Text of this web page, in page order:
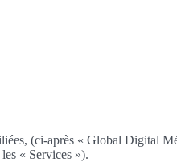
(ci-après « Global Digital
« Services »).